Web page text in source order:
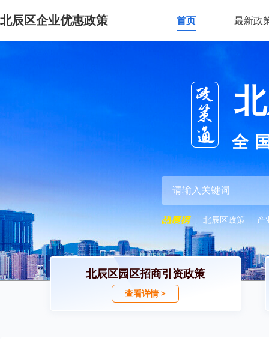
北辰区企业优惠政策 首页 最新政
全
北辰区政策 产
北辰区园区招商引资政策
查看详情 >